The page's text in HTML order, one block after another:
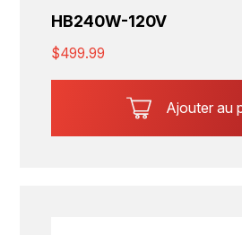
HB240W-120V
$499.99
Ajouter au